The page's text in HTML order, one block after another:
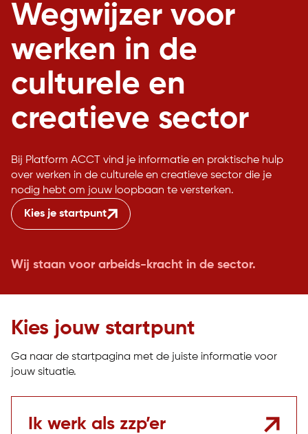
Wegwijzer voor
werken in de
culturele en
creatieve sector
Bij Platform ACCT vind je informatie en praktische hulp
over werken in de culturele en creatieve sector die je
nodig hebt om jouw loopbaan te versterken.
Kies je startpunt
Wij staan voor arbeids-kracht in de sector.
Kies jouw startpunt
Ga naar de startpagina met de juiste informatie voor
jouw situatie.
Ik werk als zzp’er